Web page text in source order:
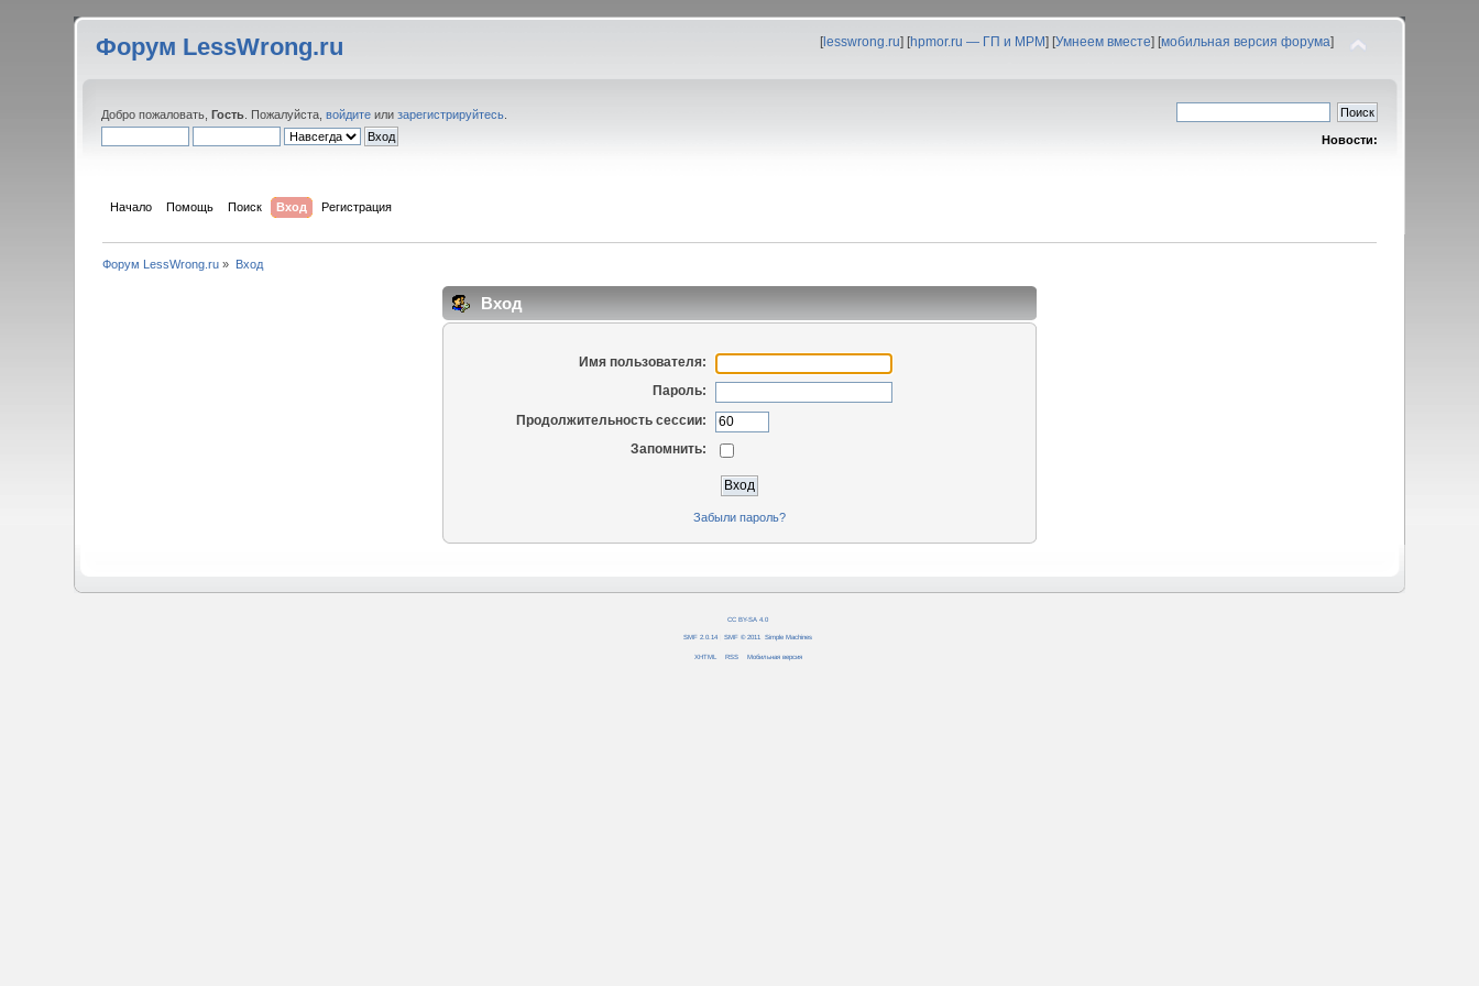
Форум LessWrong.ru [lesswrong.ru] [hpmor.ru — ГП и МРМ] [Умнеем вместе] [мобильная версия форума]
Добро пожаловать,Гость . Пожалуйста,войдите илизарегистрируйтесь
Новости:
Начало Помощь Поиск Вход Регистрация
Форум LessWrong.ru » Вход
Вход
Имя пользователя:
Пароль:
Продолжительность сессии:
Запомнить:
Забыли пароль?
CC BY-SA 4.0
SMF 2.0.14 SMF © 2011 Simple Machines
XHTML RSS Мобильная версия